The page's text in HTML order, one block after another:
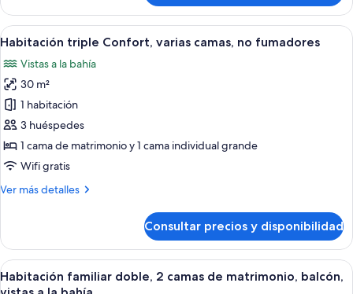
Conditioning)
panorámica
doble,
1
de
matrimonio
(Air
Conditioning)
Abrir
todas
las
fotos
de
Habitación
triple
Confort,
camas,
Ropa de cama de alta calidad,
14
Habitación triple Confort, varias camas, no fumadores
Vistas a la bahía
30 m²
1 habitación
3 huéspedes
1 cama de matrimonio y 1 cama individual grande
Wifi gratis
Ver más detalles
Más
triple
Confort,
varias
camas,
Consultar precios y disponibilidad
Abrir
todas
Ropa de cama de alta calidad,
10
Habitación familiar doble, 2 camas de matrimonio, balcón,